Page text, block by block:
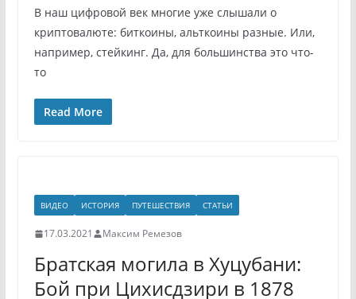
В наш цифровой век многие уже слышали о
криптовалюте: биткоины, альткоины разные. Или,
например, стейкинг. Да, для большинства это что-
то
Read More
ВИДЕО ИСТОРИЯ ПУТЕШЕСТВИЯ СТАТЬИ
17.03.2021 Максим Ремезов
Братская могила в Хуцубани:
Бой при Цихисдзири в 1878